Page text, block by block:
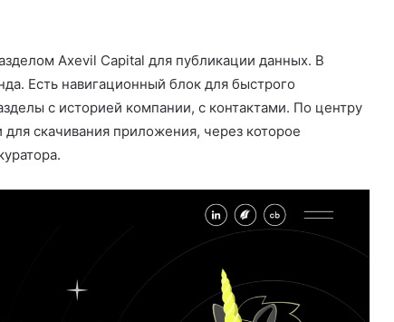
Axevil Capital для публикации данных. В
Есть навигационный блок для быстрого
с историей компании, с контактами. По центру
скачивания приложения, через которое